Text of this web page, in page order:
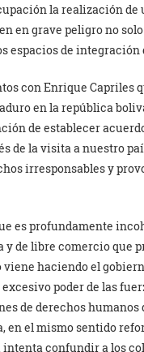
la realización de
en grave peligro no
espacios de integración
con Enrique Capriles
en la república
de establecer
de la visita a nuestro
irresponsables y
es profundamente
de libre comercio que
haciendo el
poder de las
de derechos
en el mismo sentido
confundir a los